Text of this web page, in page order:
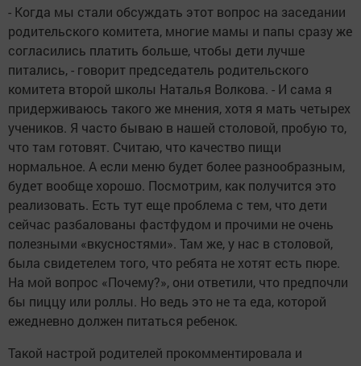
- Когда мы стали обсуждать этот вопрос на заседании
родительского комитета, многие мамы и папы сразу же
согласились платить больше, чтобы дети лучше
питались, - говорит председатель родительского
комитета второй школы Наталья Волкова. - И сама я
придерживаюсь такого же мнения, хотя я мать четырех
учеников. Я часто бываю в нашей столовой, пробую то,
что там готовят. Считаю, что качество пищи
нормальное. А если меню будет более разнообразным,
будет вообще хорошо. Посмотрим, как получится это
реализовать. Есть тут еще проблема с тем, что дети
сейчас разбалованы фастфудом и прочими не очень
полезными «вкусностями». Там же, у нас в столовой,
была свидетелем того, что ребята не хотят есть пюре.
На мой вопрос «Почему?», они ответили, что предпочли
бы пиццу или роллы. Но ведь это не та еда, которой
ежедневно должен питаться ребенок.
Такой настрой родителей прокомментировала и